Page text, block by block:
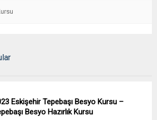
Eskişehir Tepebaşı Besyo Kursu –
Besyo Hazırlık Kursu